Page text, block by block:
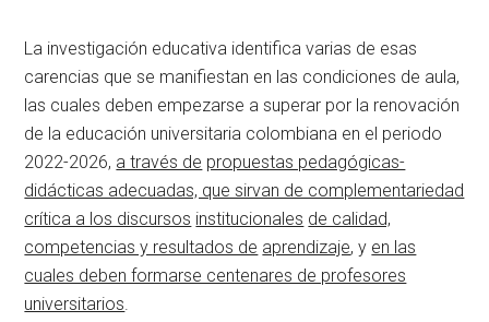
La investigación educativa identifica varias de esas
carencias que se manifiestan en las condiciones de aula,
las cuales deben empezarse a superar por la renovación
de la educación universitaria colombiana en el periodo
2022-2026, a través de propuestas pedagógicas-
didácticas adecuadas, que sirvan de complementariedad
crítica a los discursos institucionales de calidad,
competencias y resultados de aprendizaje, y en las
cuales deben formarse centenares de profesores
universitarios